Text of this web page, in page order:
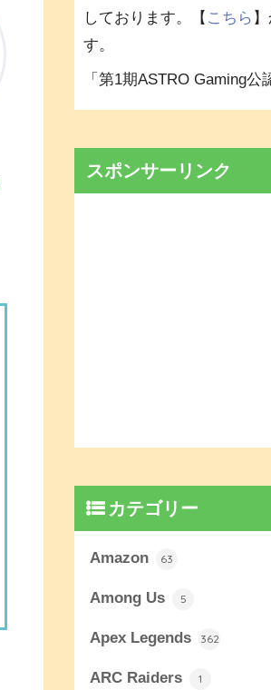
しております。【 こちら
す。
「第1期ASTRO Gaming公
スポンサーリンク
カテゴリー
Amazon 63
Among Us 5
Apex Legends 362
ARC Raiders 1